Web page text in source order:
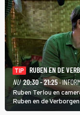
TIP
RUBEN EN DE
NU 20:30 - 21:25·
Ruben Terlou en
Ruben en de
KNDF-rebellenleger